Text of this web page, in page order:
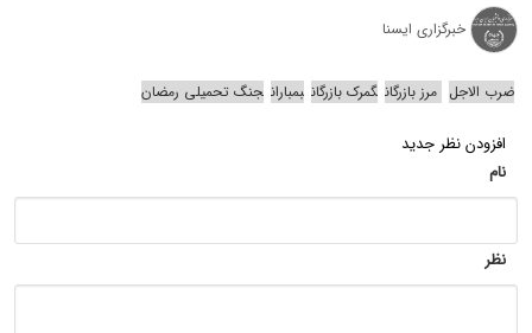
خبرگزاری ایسنا
ضرب الاجل مرز بازرگان گمرک بازرگان بمباران جنگ تحمیلی رمضان
افزودن نظر جدید
نام
نظر